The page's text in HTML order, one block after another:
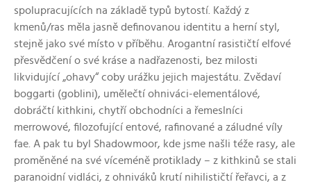
spolupracujících na základě typů bytostí. Každý z
kmenů/ras měla jasně definovanou identitu a herní styl,
stejně jako své místo v příběhu. Arogantní rasističtí elfové
přesvědčení o své kráse a nadřazenosti, bez milosti
likvidující „ohavy“ coby urážku jejich majestátu. Zvědaví
boggarti (goblini), umělečtí ohniváci-elementálové,
dobráčtí kithkini, chytří obchodníci a řemeslníci
merrowové, filozofující entové, rafinované a záludné víly
fae. A pak tu byl Shadowmoor, kde jsme našli téže rasy, ale
proměněné na své víceméně protiklady – z kithkinů se stali
paranoidní vidláci, z ohniváků krutí nihilističtí řeřavci, a z